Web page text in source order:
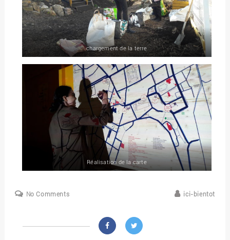
chargement de la terre
Réalisation de la carte
No Comments ici-bientot